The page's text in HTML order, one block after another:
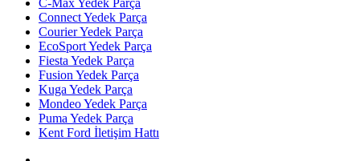
C-Max Yedek Parça
Connect Yedek Parça
Courier Yedek Parça
EcoSport Yedek Parça
Fiesta Yedek Parça
Fusion Yedek Parça
Kuga Yedek Parça
Mondeo Yedek Parça
Puma Yedek Parça
Kent Ford İletişim Hattı